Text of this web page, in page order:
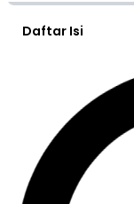
Daftar Isi